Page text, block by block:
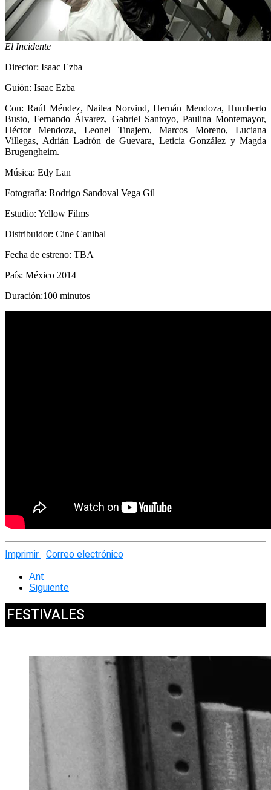
El Incidente
Director: Isaac Ezba
Guión: Isaac Ezba
Con: Raúl Méndez, Nailea Norvind, Hernán Mendoza, Humberto
Busto, Fernando Álvarez, Gabriel Santoyo, Paulina Montemayor,
Héctor Mendoza, Leonel Tinajero, Marcos Moreno, Luciana
Villegas, Adrián Ladrón de Guevara, Leticia González y Magda
Brugengheim.
Música: Edy Lan
Fotografía: Rodrigo Sandoval Vega Gil
Estudio: Yellow Films
Distribuidor: Cine Canibal
Fecha de estreno: TBA
País: México 2014
Duración:100 minutos
Imprimir Correo electrónico
Ant
Siguiente
FESTIVALES